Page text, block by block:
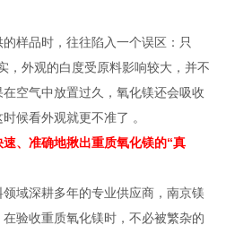
样品时，往往陷入一个误区：只
，外观的白度受原料影响较大，并不
空气中放置过久，氧化镁还会吸收
候看外观就更不准了 。
、准确地揪出重质氧化镁的“真
域深耕多年的专业供应商，南京镁
验收重质氧化镁时，不必被繁杂的